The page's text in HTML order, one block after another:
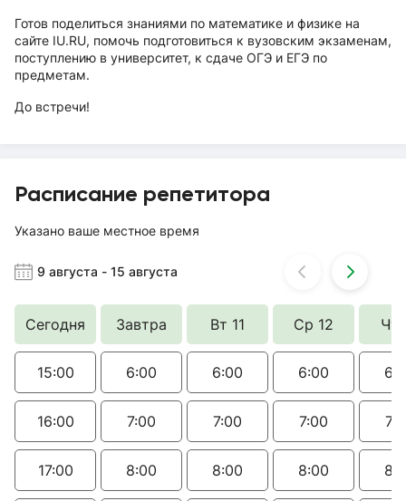
Готов поделиться знаниями по математике и физике на
сайте IU.RU, помочь подготовиться к вузовским экзаменам,
поступлению в университет, к сдаче ОГЭ и ЕГЭ по
предметам.
До встречи!
Расписание репетитора
Указано ваше местное время
9 августа - 15 августа
Сегодня Завтра Вт 11 Ср 12 Чт
15:00
16:00
17:00
6:00
7:00
8:00
6:00
7:00
8:00
6:00
7:00
8:00